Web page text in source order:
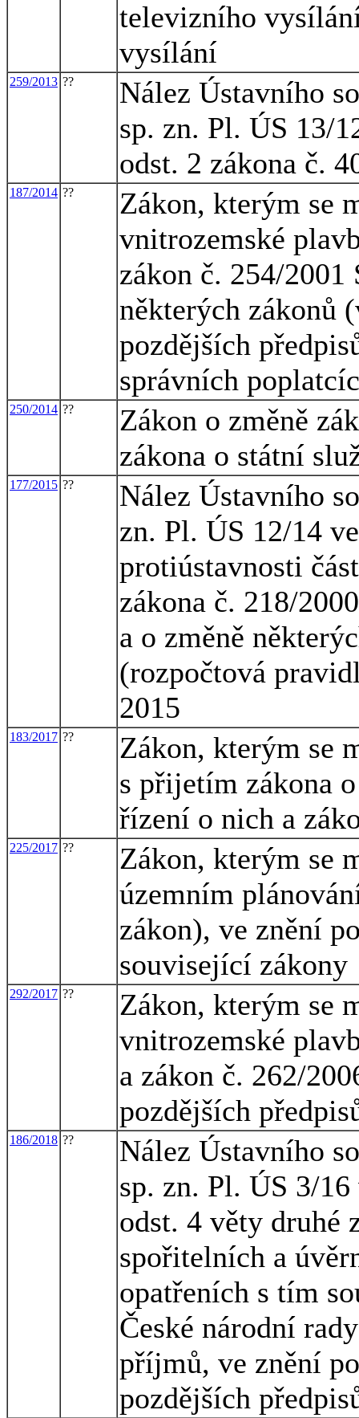
televizního
vysílání
259/2013 ??
Nález Ústavního
sp. zn. Pl. ÚS 13/
odst. 2 zákona č.
187/2014 ??
Zákon, kterým se
vnitrozemské
zákon č. 254/2001
některých zákonů
pozdějších
správních
250/2014 ??
Zákon o změně
zákona o státní
177/2015 ??
Nález Ústavního
zn. Pl. ÚS 12/14
protiústavnosti
zákona č. 218/
a o změně
(rozpočtová
2015
183/2017 ??
Zákon, kterým se
s přijetím zákona
řízení o nich a
225/2017 ??
Zákon, kterým se
územním
zákon), ve znění
související zákony
292/2017 ??
Zákon, kterým se
vnitrozemské
a zákon č. 262/
pozdějších
186/2018 ??
Nález Ústavního
sp. zn. Pl. ÚS 3/
odst. 4 věty druhé
spořitelních a
opatřeních s tím
České národní
příjmů, ve znění
pozdějších